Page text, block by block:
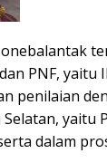
PNF, yaitu
penilaian
yaitu
dalam